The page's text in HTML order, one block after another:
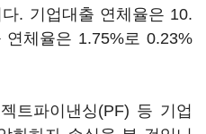
. 기업대출 연체율은 10.
체율은 1.75%로 0.23%
트파이낸싱(PF) 등 기업